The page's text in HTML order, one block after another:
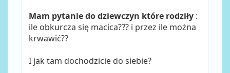
Mam pytanie do dziewczyn które rodziły :
ile obkurcza się macica??? i przez ile można
krwawić??
I jak tam dochodzicie do siebie?